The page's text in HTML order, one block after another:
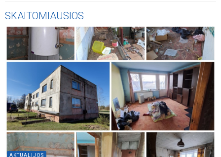
SKAITOMIAUSIOS
AKTUALIJOS